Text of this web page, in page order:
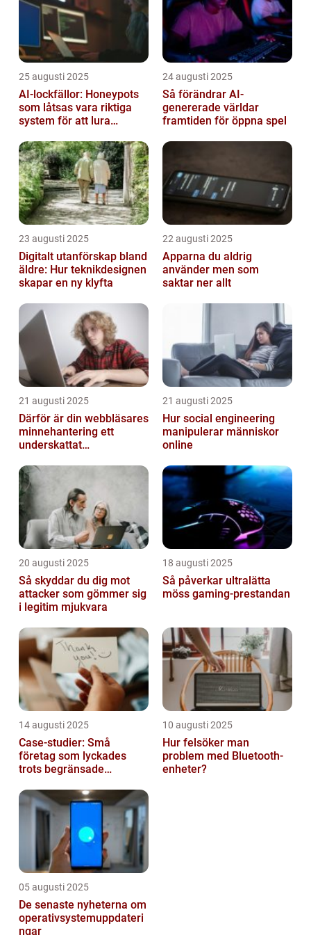
25 augusti 2025
AI-lockfällor: Honeypots
som låtsas vara riktiga
system för att lura
24 augusti 2025
Så förändrar AI-
genererade världar
framtiden för öppna spel
23 augusti 2025
Digitalt utanförskap bland
äldre: Hur teknikdesignen
skapar en ny klyfta
22 augusti 2025
Apparna du aldrig
använder men som
saktar ner allt
21 augusti 2025
Därför är din webbläsares
minnehantering ett
underskattat
21 augusti 2025
Hur social engineering
manipulerar människor
online
20 augusti 2025
Så skyddar du dig mot
attacker som gömmer sig
i legitim mjukvara
18 augusti 2025
Så påverkar ultralätta
möss gaming-prestandan
14 augusti 2025
Case-studier: Små
företag som lyckades
trots begränsade
10 augusti 2025
Hur felsöker man
problem med Bluetooth-
enheter?
05 augusti 2025
De senaste nyheterna om
operativsystemuppdateri
ngar